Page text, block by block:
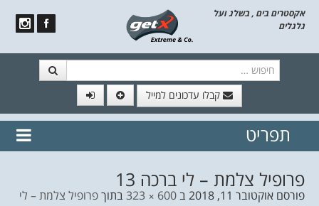
אקסטרים בים , בשלג ועל
גלגלים
קבלו עדכונים למייל
// הצטרף לרשימת תפוצה!
נשמח
תפריט
פרופיל צלמת – לי ברכה 13
פורסם אוקטובר 11, 2018 ב600 × 323 בתוךפרופיל צלמת – לי